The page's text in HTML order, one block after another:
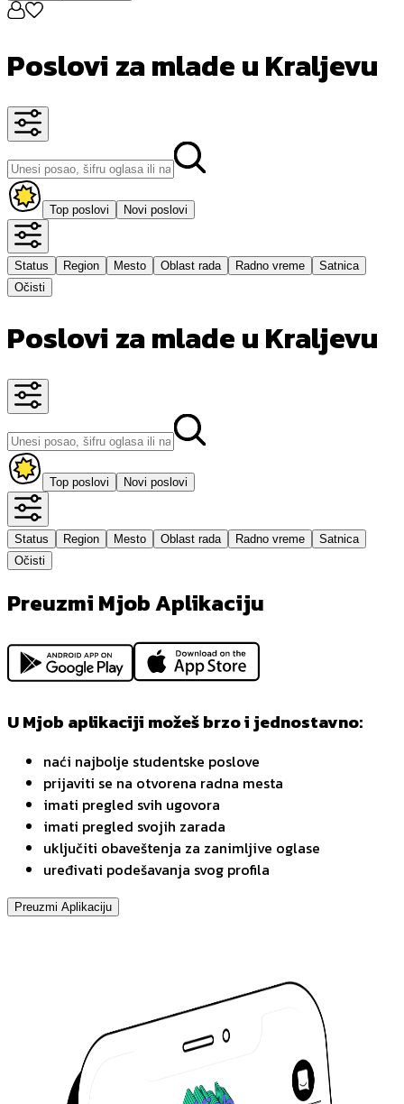
Poslovi za mlade u Kraljevu
Top poslovi Novi poslovi
Status Region Mesto Oblast rada Radno vreme
Satnica
Očisti
Poslovi za mlade u Kraljevu
Top poslovi Novi poslovi
Status Region Mesto Oblast rada Radno vreme
Satnica
Očisti
Preuzmi Mjob Aplikaciju
U Mjob aplikaciji možeš brzo i jednostavno:
naći najbolje studentske poslove
prijaviti se na otvorena radna mesta
imati pregled svih ugovora
imati pregled svojih zarada
uključiti obaveštenja za zanimljive oglase
uređivati podešavanja svog profila
Preuzmi Aplikaciju